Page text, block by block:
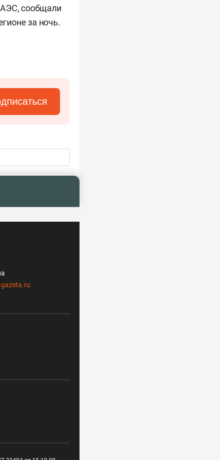
АЭС, сообщали
за ночь.